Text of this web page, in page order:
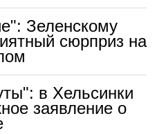
Зеленскому
сюрприз на
в Хельсинки
заявление о